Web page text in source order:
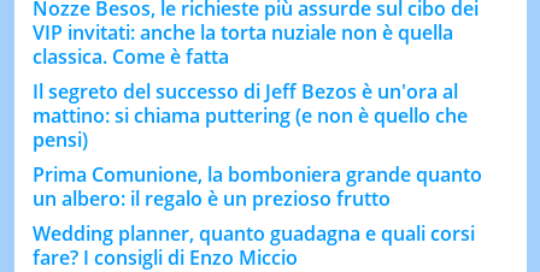
Nozze Besos, le richieste più assurde sul cibo dei
VIP invitati: anche la torta nuziale non è quella
classica. Come è fatta
Il segreto del successo di Jeff Bezos è un'ora al
mattino: si chiama puttering (e non è quello che
pensi)
Prima Comunione, la bomboniera grande quanto
un albero: il regalo è un prezioso frutto
Wedding planner, quanto guadagna e quali corsi
fare? I consigli di Enzo Miccio